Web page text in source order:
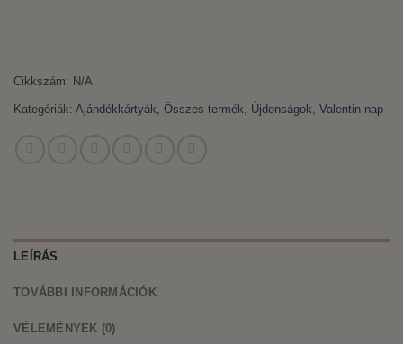
Cikkszám: N/A
Kategóriák: Ajándékkártyák, Összes termék, Újdonságok, Valentin-nap
LEÍRÁS
TOVÁBBI INFORMÁCIÓK
VÉLEMÉNYEK (0)